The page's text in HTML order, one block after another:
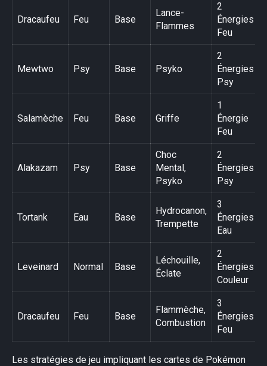
Dracaufeu Feu Base
Lance-
Flammes
2
Énergies
Feu
Mewtwo Psy Base Psyko
2
Énergies
Psy
Salamèche Feu Base Griffe
1
Énergie
Feu
Alakazam Psy Base
Choc
Mental,
Psyko
2
Énergies
Psy
Tortank Eau Base
Hydrocanon,
Trempette
3
Énergies
Eau
Leveinard Normal Base
Léchouille,
Éclate
2
Énergies
Couleur
Dracaufeu Feu Base
Flammèche,
Combustion
3
Énergies
Feu
Les stratégies de jeu impliquant les cartes de Pokémon